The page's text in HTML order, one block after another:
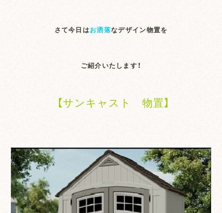
さて今日はお洒落なデザイン物置を
ご紹介いたします！
【サンキャスト 物置】